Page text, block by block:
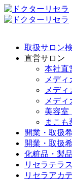
取扱サロン
直営サロン
本社直
メデ
メデ
メデ
美容
まこも
開業・取扱
開業・取扱
化粧品・製品
リセラテラス
リセラアカ